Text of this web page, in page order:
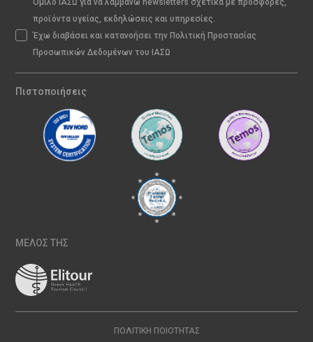
Όμιλο ΙΑΣΩ για να λαμβάνω newsletters σχετικά με προσφορές,
προϊόντα υγείας, εκδηλώσεις και υπηρεσίες.
Έχω διαβάσει και κατανοήσει την Πολιτική Προστασίας
Προσωπικών Δεδομένων του ΙΑΣΩ
Πιστοποιήσεις
ΜΕΛΟΣ ΤΗΣ
ΠΟΛΙΤΙΚΉ ΠΟΙΌΤΗΤΑΣ